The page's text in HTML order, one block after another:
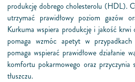
produkcję dobrego cholesterolu (HDL).
utrzymać prawidłowy poziom gazów
Kurkuma wspiera produkcję i jakość krwi
pomaga wzmóc apetyt w
pomaga wspierać prawidłowe działanie
komfortu pokarmowego oraz przyczynia
tłuszczu.